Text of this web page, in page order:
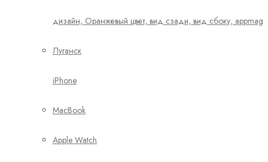
iPhone
MacBook
Apple Watch